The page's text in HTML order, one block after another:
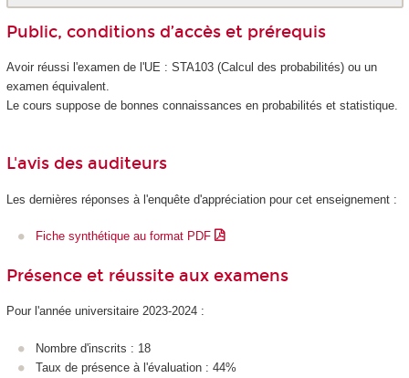
Public, conditions d’accès et prérequis
Avoir réussi l'examen de l'UE : STA103 (Calcul des probabilités) ou un
examen équivalent.
Le cours suppose de bonnes connaissances en probabilités et statistique.
L'avis des auditeurs
Les dernières réponses à l'enquête d'appréciation pour cet enseignement :
Fiche synthétique au format PDF
Présence et réussite aux examens
Pour l'année universitaire 2023-2024 :
Nombre d'inscrits : 18
Taux de présence à l'évaluation : 44%